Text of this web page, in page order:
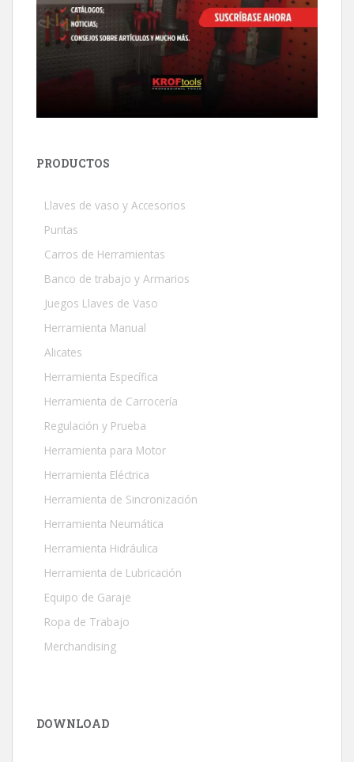
PRODUCTOS
Llaves de vaso y Accesorios
Puntas
Carros de Herramientas
Banco de trabajo y Armarios
Juegos Llaves de Vaso
Herramienta Manual
Alicates
Herramienta Específica
Herramienta de Carrocería
Regulación y Prueba
Herramienta para Motor
Herramienta Eléctrica
Herramienta de Sincronización
Herramienta Neumática
Herramienta Hidráulica
Herramienta de Lubricación
Equipo de Garaje
Ropa de Trabajo
Merchandising
DOWNLOAD